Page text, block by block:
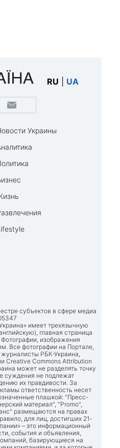
RU UA
Украины
субъектов в сфере медиа
имеет трехязычную
главная страница
Фотографии, изображения
Все фотографии на Портале,
РБК-Украина,
Creative Commons Attribution
может не разделять точку
суждения не подлежат
их правдивости. За
ответственность несет
плашкой: "Пресс-
материал", "Promo",
размещаются на правах
для лиц, достигших 21-
– это информационный
события и объявления,
базирующиеся на